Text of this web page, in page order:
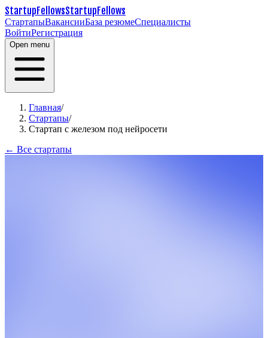
StartupFellowsStartupFellows
СтартапыВакансииБаза резюмеСпециалисты
ВойтиРегистрация
Open menu
Главная/
Стартапы/
Стартап с железом под нейросети
← Все стартапы